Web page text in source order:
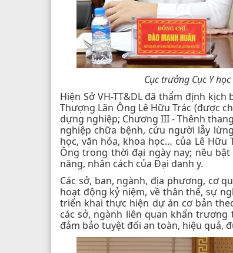
Cục trưởng Cục Y
Hiện Sở VH-TT&DL đã thẩm định
Thượng Lãn Ông Lê Hữu Trác (được
dựng nghiệp; Chương III - Thênh
nghiệp chữa bệnh, cứu người lẫy
học, văn hóa, khoa học… của Lê
Ông trong thời đại ngày nay; nêu
năng, nhân cách của Đại danh y.
Các sở, ban, ngành, địa phương, cơ
hoạt động kỷ niệm, về thân thế, sự
triển khai thực hiện dự án cơ bản
các sở, ngành liên quan khẩn
đảm bảo tuyệt đối an toàn, hiệu quả,